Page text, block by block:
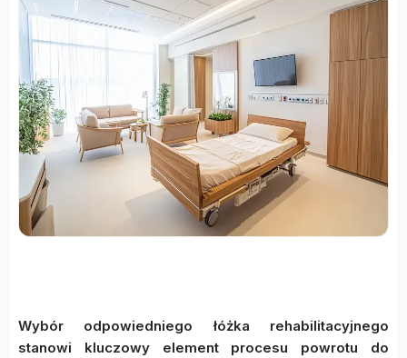
Wybór odpowiedniego łóżka rehabilitacyjnego
stanowi kluczowy element procesu powrotu do